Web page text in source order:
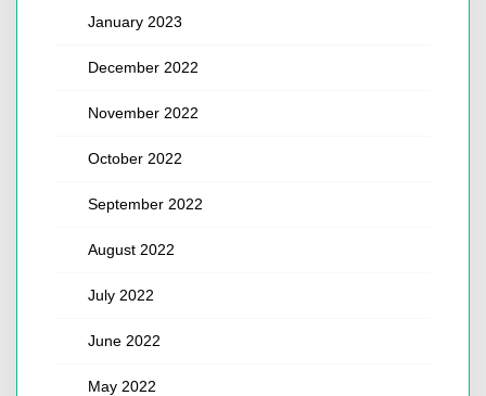
January 2023
December 2022
November 2022
October 2022
September 2022
August 2022
July 2022
June 2022
May 2022